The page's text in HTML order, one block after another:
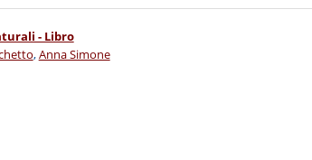
- Libro
,Anna Simone